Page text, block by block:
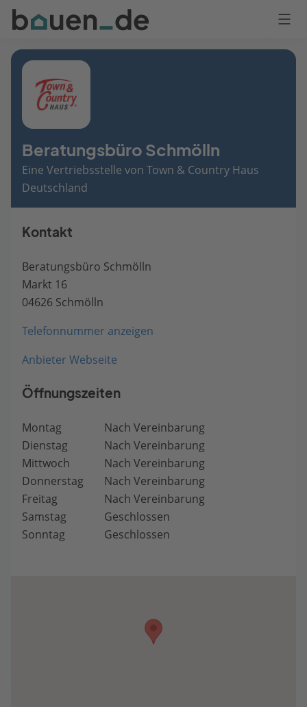
Bauen
Logo
Anmelden
Beratungsbüro Schmölln
Eine Vertriebsstelle von Town & Country Haus
Deutschland
Kontakt
Beratungsbüro Schmölln
Markt 16
04626 Schmölln
Telefonnummer anzeigen
Anbieter Webseite
Öffnungszeiten
Montag
Nach Vereinbarung
Dienstag
Nach Vereinbarung
Mittwoch
Nach Vereinbarung
Donnerstag
Nach Vereinbarung
Freitag
Nach Vereinbarung
Samstag
Geschlossen
Sonntag
Geschlossen